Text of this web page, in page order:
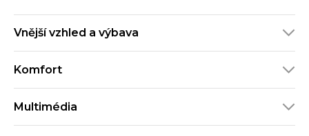
Vnější vzhled a výbava
Komfort
Multimédia